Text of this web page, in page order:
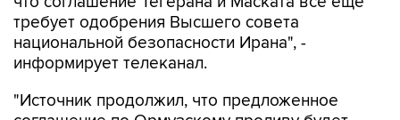
требует одобрения Высшего совета
национальной безопасности Ирана", -
информирует телеканал.
"Источник продолжил, что предложенное